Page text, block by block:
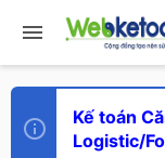
Kế toán
Logistic/